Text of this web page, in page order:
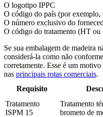
O logotipo IPPC
O código do país (por
O número exclusivo do
O código do tratamento (HT
Se sua embalagem de madeira
considerá-la como não
corretamente. Esse é um
nas principais rotas comerciais.
Requisito
Tratamento
ISPM 15
Tratamento
brometo de